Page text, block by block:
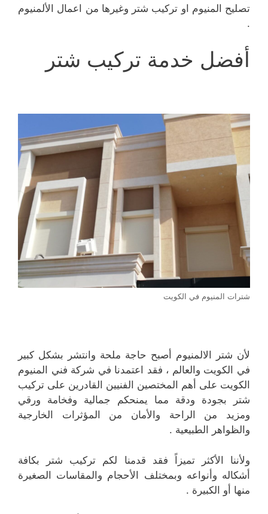
تصليح المنيوم او تركيب شتر وغيرها من اعمال الألمنيوم
.
أفضل خدمة تركيب شتر
شترات المنيوم في الكويت
لأن شتر الالمنيوم أصبح حاجة ملحة وانتشر بشكل كبير
في الكويت والعالم ، فقد اعتمدنا في شركة فني المنيوم
الكويت على أهم المختصين الفنيين القادرين على تركيب
شتر بجودة ودقة مما يمنحكم جمالية وفخامة ورقي
ومزيد من الراحة والأمان من المؤثرات الخارجية
والظواهر الطبيعية .
ولأننا الأكثر تميزاً فقد قدمنا لكم تركيب شتر بكافة
أشكاله وأنواعه وبمختلف الأحجام والمقاسات الصغيرة
منها أو الكبيرة .